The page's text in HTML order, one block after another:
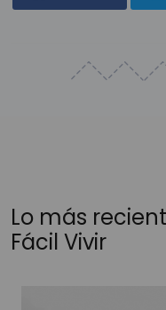
Lo más
Fácil Vivir